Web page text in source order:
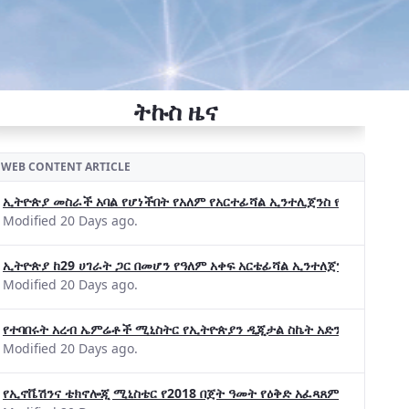
ትኩስ ዜና
WEB CONTENT ARTICLE
ኢትዮጵያ መስራች አባል የሆነችበት የአለም የአርተፊሻል ኢንተሊጀንስ የትብብር
Modified 20 Days ago.
ኢትዮጵያ ከ29 ሀገራት ጋር በመሆን የዓለም አቀፍ አርቴፊሻል ኢንተለጀንስ ትብብር
Modified 20 Days ago.
የተባበሩት አረብ ኤምሬቶች ሚኒስትር የኢትዮጵያን ዲጂታል ስኬት አድንቀዋል
Modified 20 Days ago.
የኢኖቬሽንና ቴክኖሎጂ ሚኒስቴር የ2018 በጀት ዓመት የዕቅድ አፈጻጸምና የቀጣይ